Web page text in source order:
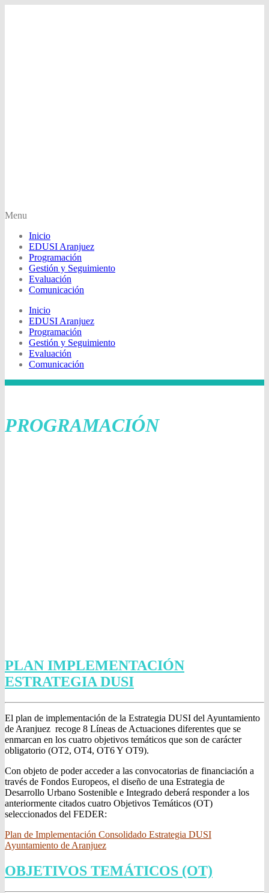
Menu
Inicio
EDUSI Aranjuez
Programación
Gestión y Seguimiento
Evaluación
Comunicación
Inicio
EDUSI Aranjuez
Programación
Gestión y Seguimiento
Evaluación
Comunicación
PROGRAMACIÓN
PLAN IMPLEMENTACIÓN
ESTRATEGIA DUSI
El plan de implementación de la Estrategia DUSI del Ayuntamiento
de Aranjuez recoge 8 Líneas de Actuaciones diferentes que se
enmarcan en los cuatro objetivos temáticos que son de carácter
obligatorio (OT2, OT4, OT6 Y OT9).
Con objeto de poder acceder a las convocatorias de financiación a
través de Fondos Europeos, el diseño de una Estrategia de
Desarrollo Urbano Sostenible e Integrado deberá responder a los
anteriormente citados cuatro Objetivos Temáticos (OT)
seleccionados del FEDER:
Plan de Implementación Consolidado Estrategia DUSI
Ayuntamiento de Aranjuez
OBJETIVOS TEMÁTICOS (OT)